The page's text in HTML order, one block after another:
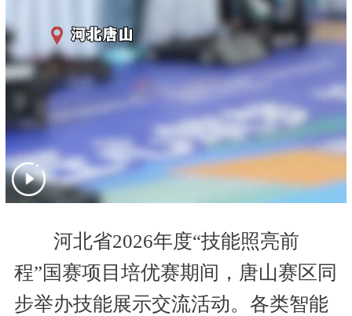
河北省2026年度“技能照亮前
程”国赛项目培优赛期间，唐山赛区同
步举办技能展示交流活动。各类智能